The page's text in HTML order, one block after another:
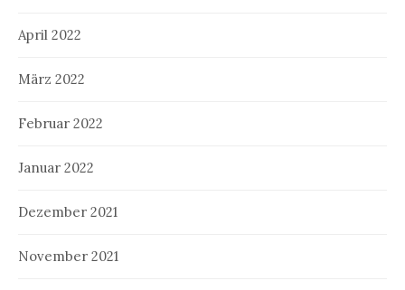
April 2022
März 2022
Februar 2022
Januar 2022
Dezember 2021
November 2021